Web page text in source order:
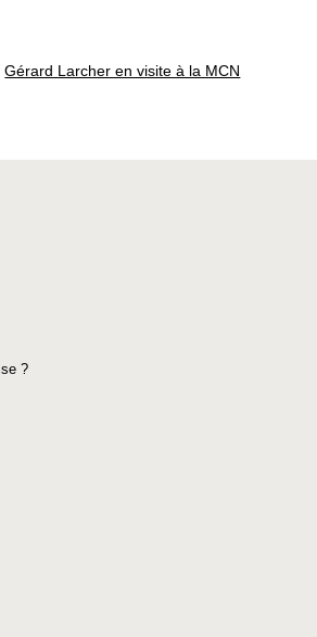
Gérard Larcher en visite à la MCN
?